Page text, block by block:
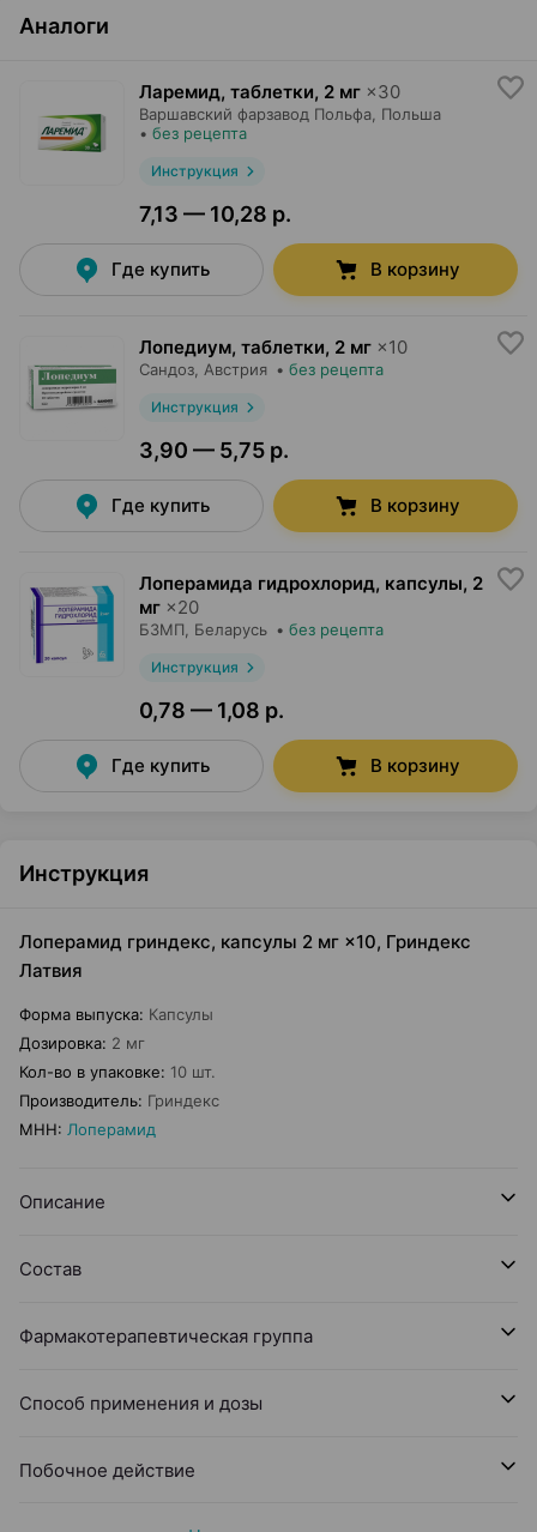
Аналоги
Ларемид, таблетки, 2 мг ×30
Варшавский фарзавод Польфа , Польша
• без рецепта
Инструкция
7,13 — 10,28 р.
Где купить В корзину
Лопедиум, таблетки, 2 мг ×10
Сандоз , Австрия • без рецепта
Инструкция
3,90 — 5,75 р.
Где купить В корзину
Лоперамида гидрохлорид, капсулы, 2
мг ×20
БЗМП , Беларусь • без рецепта
Инструкция
0,78 — 1,08 р.
Где купить В корзину
Инструкция
Лоперамид гриндекс, капсулы 2 мг ×10, Гриндекс
Латвия
Форма выпуска: Капсулы
Дозировка: 2 мг
Кол-во в упаковке: 10 шт.
Производитель: Гриндекс
МНН: Лоперамид
Описание
Состав
Фармакотерапевтическая группа
Способ применения и дозы
Побочное действие